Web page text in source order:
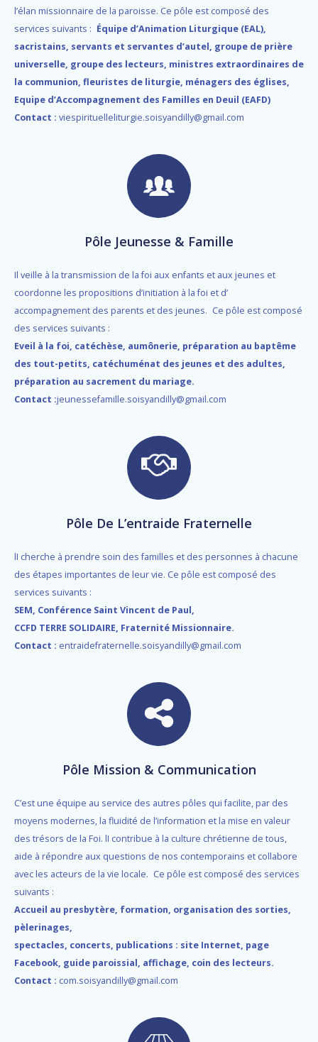
l’élan missionnaire de la paroisse. Ce pôle est composé des
services suivants : Équipe d’Animation Liturgique (EAL),
sacristains, servants et servantes d’autel, groupe de prière
universelle, groupe des lecteurs, ministres extraordinaires de
la communion, fleuristes de liturgie, ménagers des églises,
Equipe d’Accompagnement des Familles en Deuil (EAFD)
Contact : viespirituelleliturgie.soisyandilly@gmail.com
Pôle Jeunesse & Famille
Il veille à la transmission de la foi aux enfants et aux jeunes et
coordonne les propositions d’initiation à la foi et d’
accompagnement des parents et des jeunes. Ce pôle est composé
des services suivants :
Eveil à la foi, catéchèse, aumônerie, préparation au baptême
des tout-petits, catéchuménat des jeunes et des adultes,
préparation au sacrement du mariage.
Contact :jeunessefamille.soisyandilly@gmail.com
Pôle De L’entraide Fraternelle
lI cherche à prendre soin des familles et des personnes à chacune
des étapes importantes de leur vie. Ce pôle est composé des
services suivants :
SEM, Conférence Saint Vincent de Paul,
CCFD TERRE SOLIDAIRE, Fraternité Missionnaire.
Contact : entraidefraternelle.soisyandilly@gmail.com
Pôle Mission & Communication
C’est une équipe au service des autres pôles qui facilite, par des
moyens modernes, la fluidité de l’information et la mise en valeur
des trésors de la Foi. lI contribue à la culture chrétienne de tous,
aide à répondre aux questions de nos contemporains et collabore
avec les acteurs de la vie locale. Ce pôle est composé des services
suivants :
Accueil au presbytère, formation, organisation des sorties,
pèlerinages,
spectacles, concerts, publications : site Internet, page
Facebook, guide paroissial, affichage, coin des lecteurs.
Contact : com.soisyandilly@gmail.com